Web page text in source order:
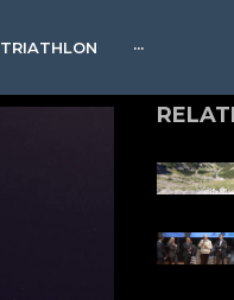
TRIATHLON ···